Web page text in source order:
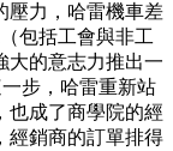
壓力，哈雷機車差
包括工會與非工
大的意志力推出一
步，哈雷重新站
也成了商學院的經
經銷商的訂單排得